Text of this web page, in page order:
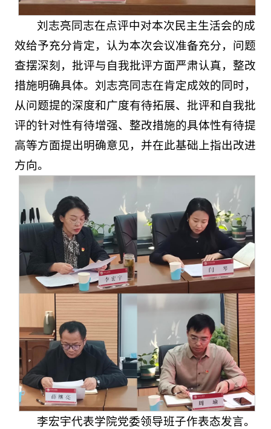
刘志亮同志在点评中对本次民主生活会的成
效给予充分肯定，认为本次会议准备充分，问题
查摆深刻，批评与自我批评方面严肃认真，整改
措施明确具体。刘志亮同志在肯定成效的同时，
从问题提的深度和广度有待拓展、批评和自我批
评的针对性有待增强、整改措施的具体性有待提
高等方面提出明确意见，并在此基础上指出改进
方向。
李宏宇代表学院党委领导班子作表态发言。